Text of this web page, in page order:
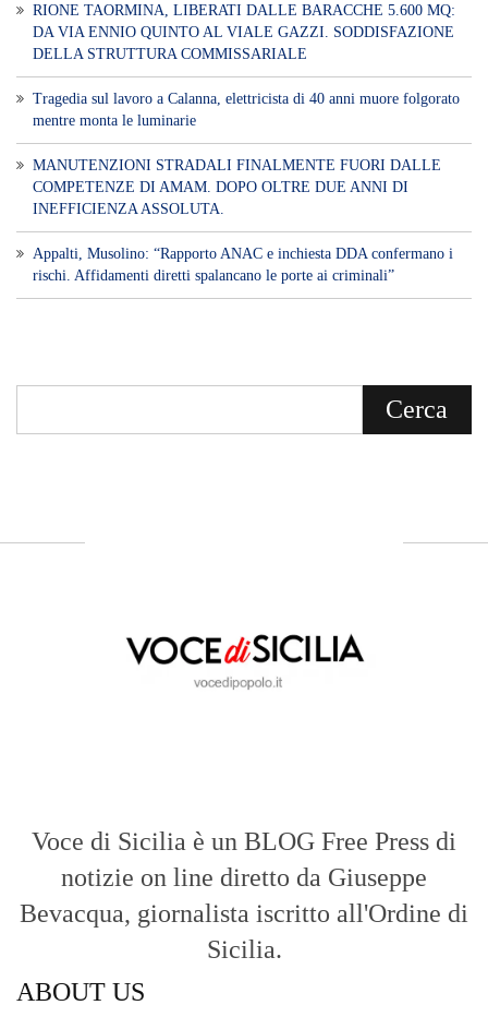
RIONE TAORMINA, LIBERATI DALLE BARACCHE 5.600 MQ:
DA VIA ENNIO QUINTO AL VIALE GAZZI. SODDISFAZIONE
DELLA STRUTTURA COMMISSARIALE
Tragedia sul lavoro a Calanna, elettricista di 40 anni muore folgorato
mentre monta le luminarie
MANUTENZIONI STRADALI FINALMENTE FUORI DALLE
COMPETENZE DI AMAM. DOPO OLTRE DUE ANNI DI
INEFFICIENZA ASSOLUTA.
​Appalti, Musolino: “Rapporto ANAC e inchiesta DDA confermano i
rischi. Affidamenti diretti spalancano le porte ai criminali”
Voce di Sicilia è un BLOG Free Press di
notizie on line diretto da Giuseppe
Bevacqua, giornalista iscritto all'Ordine di
Sicilia.
ABOUT US